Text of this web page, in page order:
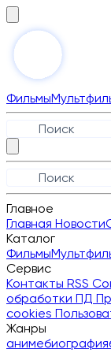
Фильмы
Главное
Главная Новости
Каталог
Фильмы
Сервис
Контакты RSS
обработки ПД
cookies
Жанры
анимебиография